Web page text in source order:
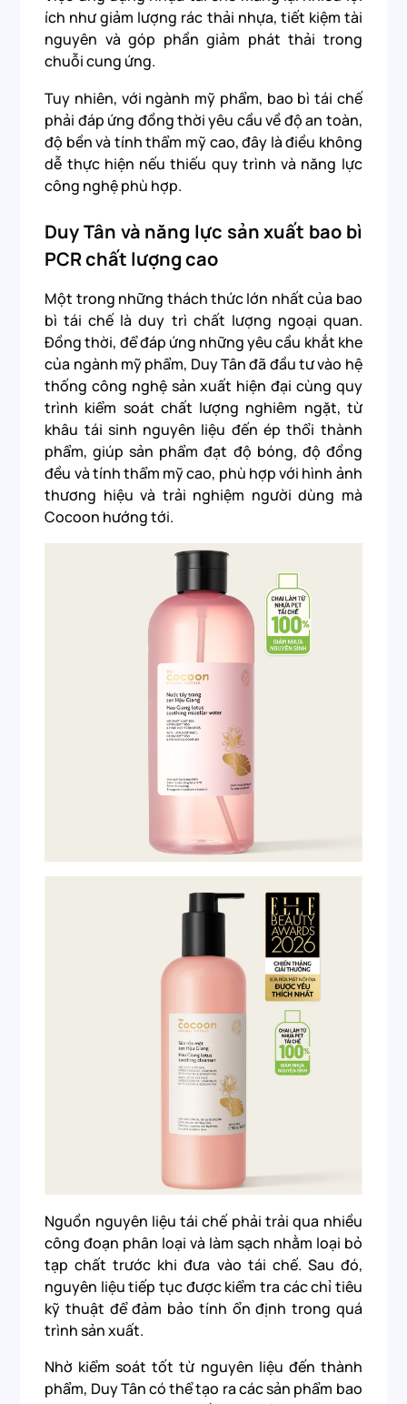
ích như giảm lượng rác thải nhựa, tiết kiệm tài
nguyên và góp phần giảm phát thải trong
chuỗi cung ứng.
Tuy nhiên, với ngành mỹ phẩm, bao bì tái chế
phải đáp ứng đồng thời yêu cầu về độ an toàn,
độ bền và tính thẩm mỹ cao, đây là điều không
dễ thực hiện nếu thiếu quy trình và năng lực
công nghệ phù hợp.
Duy Tân và năng lực sản xuất bao bì
PCR chất lượng cao
Một trong những thách thức lớn nhất của bao
bì tái chế là duy trì chất lượng ngoại quan.
Đồng thời, để đáp ứng những yêu cầu khắt khe
của ngành mỹ phẩm, Duy Tân đã đầu tư vào hệ
thống công nghệ sản xuất hiện đại cùng quy
trình kiểm soát chất lượng nghiêm ngặt, từ
khâu tái sinh nguyên liệu đến ép thổi thành
phẩm, giúp sản phẩm đạt độ bóng, độ đồng
đều và tính thẩm mỹ cao, phù hợp với hình ảnh
thương hiệu và trải nghiệm người dùng mà
Cocoon hướng tới.
Nguồn nguyên liệu tái chế phải trải qua nhiều
công đoạn phân loại và làm sạch nhằm loại bỏ
tạp chất trước khi đưa vào tái chế. Sau đó,
nguyên liệu tiếp tục được kiểm tra các chỉ tiêu
kỹ thuật để đảm bảo tính ổn định trong quá
trình sản xuất.
Nhờ kiểm soát tốt từ nguyên liệu đến thành
phẩm, Duy Tân có thể tạo ra các sản phẩm bao